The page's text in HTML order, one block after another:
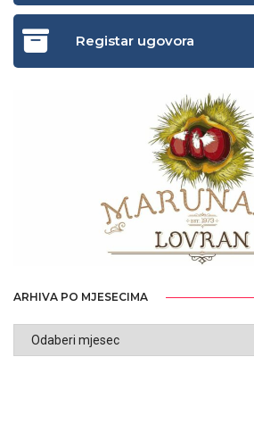
Registar ugovora
ARHIVA PO MJESECIMA
ARHIVA